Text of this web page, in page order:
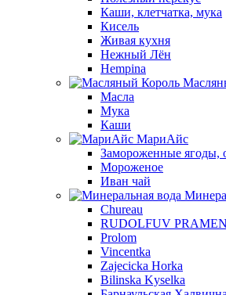
Каши, клетчатка, мука
Кисель
Живая кухня
Нежный Лён
Hempina
Масла
Мука
Каши
МариАйс
Замороженные ягоды,
Мороженое
Иван чай
Chureau
RUDOLFUV PRAMEN
Prolom
Vincentka
Zajecicka Horka
Bilinska Kyselka